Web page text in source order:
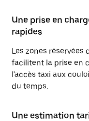
Une prise en
rapides
Les zones réservées
facilitent la prise en
l'accès taxi aux
du temps.
Une estimation